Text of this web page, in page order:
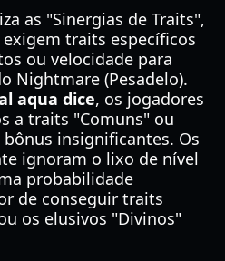
as "Sinergias de Traits",
traits específicos
ou velocidade para
Nightmare (Pesadelo).
aqua dice, os jogadores
a traits "Comuns" ou
insignificantes. Os
ignoram o lixo de nível
probabilidade
de conseguir traits
os elusivos "Divinos"